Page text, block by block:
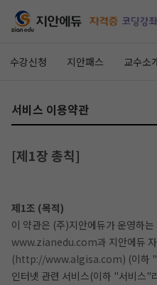
수강신청 지안패스 교수소
서비스 이용약관
[제1장 총칙]
제1조 (목적)
이 약관은 (주)지안에듀가 운영하
www.zianedu.com과 지안에듀
(http://www.algisa.com) (이하
인터넷 관련 서비스(이하 "서비스"